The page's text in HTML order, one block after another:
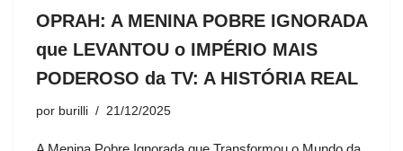
OPRAH: A MENINA POBRE IGNORADA
que LEVANTOU o IMPÉRIO MAIS
PODEROSO da TV: A HISTÓRIA REAL
por burilli 21/12/2025